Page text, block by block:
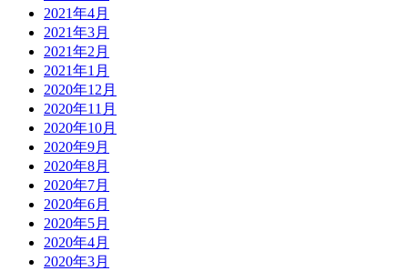
2021年4月
2021年3月
2021年2月
2021年1月
2020年12月
2020年11月
2020年10月
2020年9月
2020年8月
2020年7月
2020年6月
2020年5月
2020年4月
2020年3月